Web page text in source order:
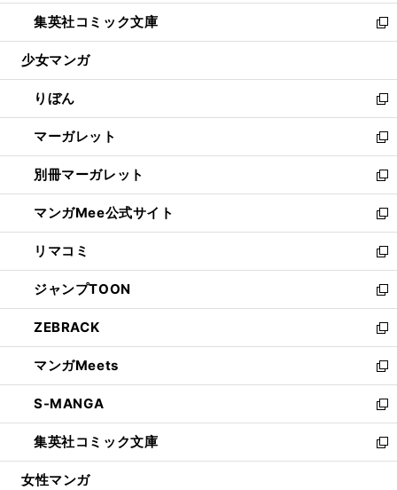
く
ウ
で
開
ン
ド
ウ
開
く
ウ
ィ
ン
ウ
で
開
く
し
い
ウ
ン
ド
ウ
で
開
く
集英社コミック文庫
新
し
ウ
ィ
ン
ド
ウ
で
開
く
少女マンガ
りぼん
新
し
い
ウ
ィ
ン
ド
ウ
で
開
く
マーガレット
新
し
い
ウ
ィ
ン
ド
ウ
で
開
く
別冊マーガレット
新
し
い
ウ
ィ
ン
ド
ウ
で
開
く
マンガMee公式サイト
新
し
い
ウ
ィ
ン
ド
ウ
で
開
く
リマコミ
新
し
い
ウ
ィ
ン
ド
ウ
で
開
く
ジャンプTOON
新
し
い
ウ
ィ
ン
ド
ウ
で
開
ZEBRACK
新
し
い
ウ
ィ
ン
ド
ウ
マンガMeets
新
し
い
ウ
ィ
ン
S-MANGA
新
し
い
ウ
集英社コミック文庫
新
し
女性マンガ